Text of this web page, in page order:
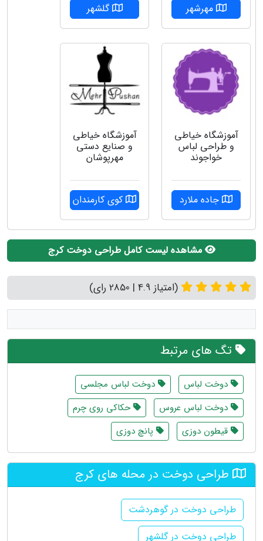
مهرشهر گلشهر
آموزشگاه خیاطی
و طراحی لباس
خواجوند
جاده ملارد
آموزشگاه خیاطی
و صنایع دستی
مهرپوشان
کوی کارمندان
مشاهده لیست کامل طراحی دوخت کرج
(امتیاز 4.9 | 2850 رای)
تگ های مرتبط
دوخت لباس
دوخت لباس مجلسی
دوخت لباس عروس
حکاکی روی چرم
قیطون دوزی
پانچ دوزی
طراحی دوخت در محله های کرج
طراحی دوخت در گوهردشت
طراحی دوخت در گلشهر